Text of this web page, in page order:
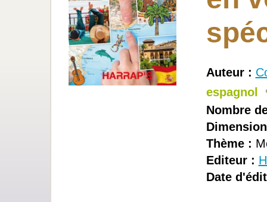
Auteur :
espagnol
Nombre
Thème :
Editeur :
Date